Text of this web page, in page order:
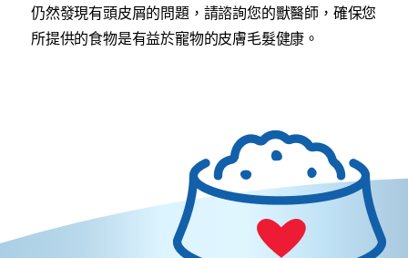
仍然發現有頭皮屑的問題，請諮詢您的獸醫師，確保您
所提供的食物是有益於寵物的皮膚毛髮健康。